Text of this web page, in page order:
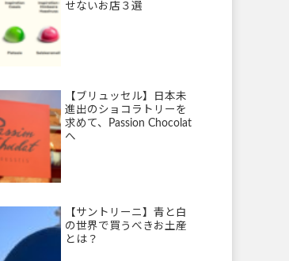
せないお店３選
【ブリュッセル】日本未
進出のショコラトリーを
求めて、Passion Chocolat
へ
【サントリーニ】青と白
の世界で買うべきお土産
とは？